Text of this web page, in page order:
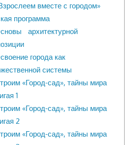
вместе с городом»
программа
архитектурной
города как
системы
«Город-сад», тайны мира
1
«Город-сад», тайны мира
2
«Город-сад», тайны мира